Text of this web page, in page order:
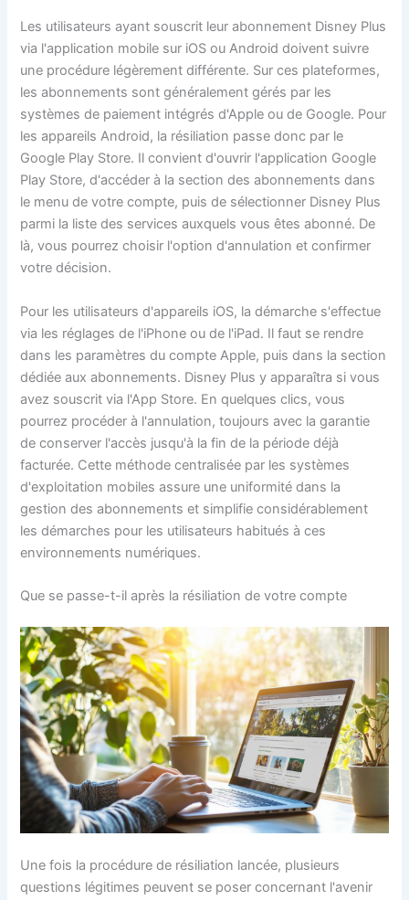
Les utilisateurs ayant souscrit leur abonnement Disney Plus
via l'application mobile sur iOS ou Android doivent suivre
une procédure légèrement différente. Sur ces plateformes,
les abonnements sont généralement gérés par les
systèmes de paiement intégrés d'Apple ou de Google. Pour
les appareils Android, la résiliation passe donc par le
Google Play Store. Il convient d'ouvrir l'application Google
Play Store, d'accéder à la section des abonnements dans
le menu de votre compte, puis de sélectionner Disney Plus
parmi la liste des services auxquels vous êtes abonné. De
là, vous pourrez choisir l'option d'annulation et confirmer
votre décision.
Pour les utilisateurs d'appareils iOS, la démarche s'effectue
via les réglages de l'iPhone ou de l'iPad. Il faut se rendre
dans les paramètres du compte Apple, puis dans la section
dédiée aux abonnements. Disney Plus y apparaîtra si vous
avez souscrit via l'App Store. En quelques clics, vous
pourrez procéder à l'annulation, toujours avec la garantie
de conserver l'accès jusqu'à la fin de la période déjà
facturée. Cette méthode centralisée par les systèmes
d'exploitation mobiles assure une uniformité dans la
gestion des abonnements et simplifie considérablement
les démarches pour les utilisateurs habitués à ces
environnements numériques.
Que se passe-t-il après la résiliation de votre compte
Une fois la procédure de résiliation lancée, plusieurs
questions légitimes peuvent se poser concernant l'avenir